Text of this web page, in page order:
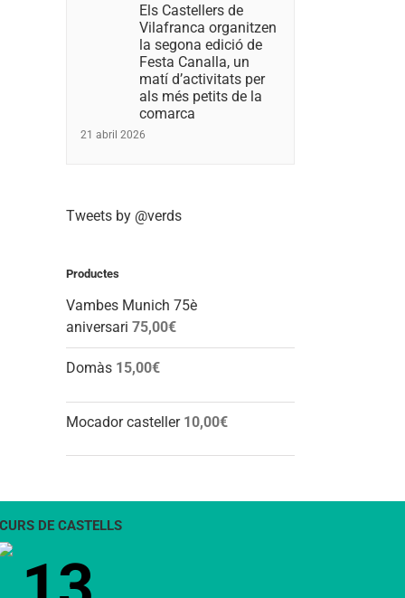
Els Castellers de
Vilafranca organitzen
la segona edició de
Festa Canalla, un
matí d’activitats per
als més petits de la
comarca
21 abril 2026
Tweets by @verds
Productes
Vambes Munich 75è
aniversari 75,00€
Domàs 15,00€
Mocador casteller 10,00€
DE CASTELLS